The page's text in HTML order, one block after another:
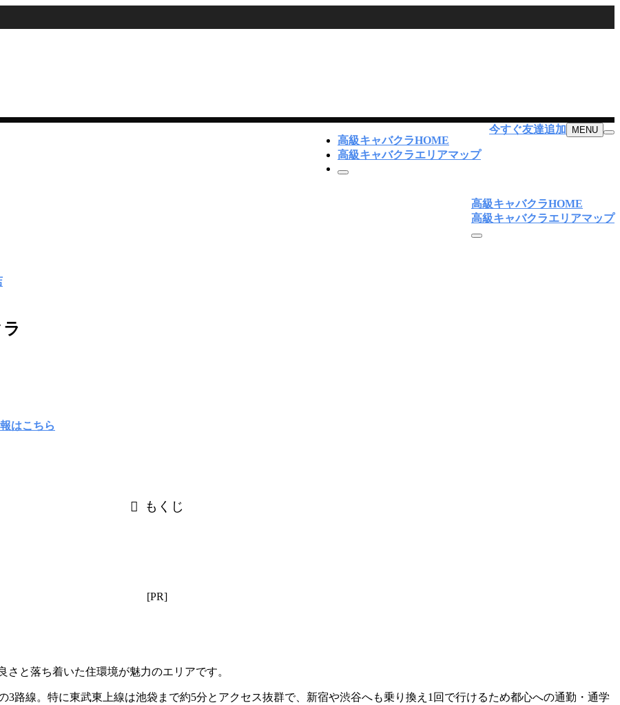
高級キャバクラHOME
高級キャバクラエリアマップ
今すぐ友達追加 MENU
高級キャバクラHOME
高級キャバクラエリアマップ
もくじ
[PR]
と落ち着いた住環境が魅力のエリアです。
3路線。特に東武東上線は池袋まで約5分とアクセス抜群で、新宿や渋谷へも乗り換え1回で行けるため都心への通勤・通学